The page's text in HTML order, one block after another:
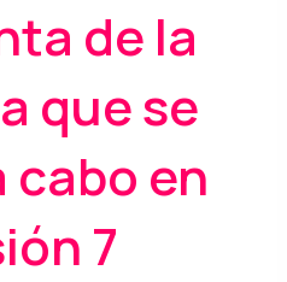
de la
que se
cabo en
7